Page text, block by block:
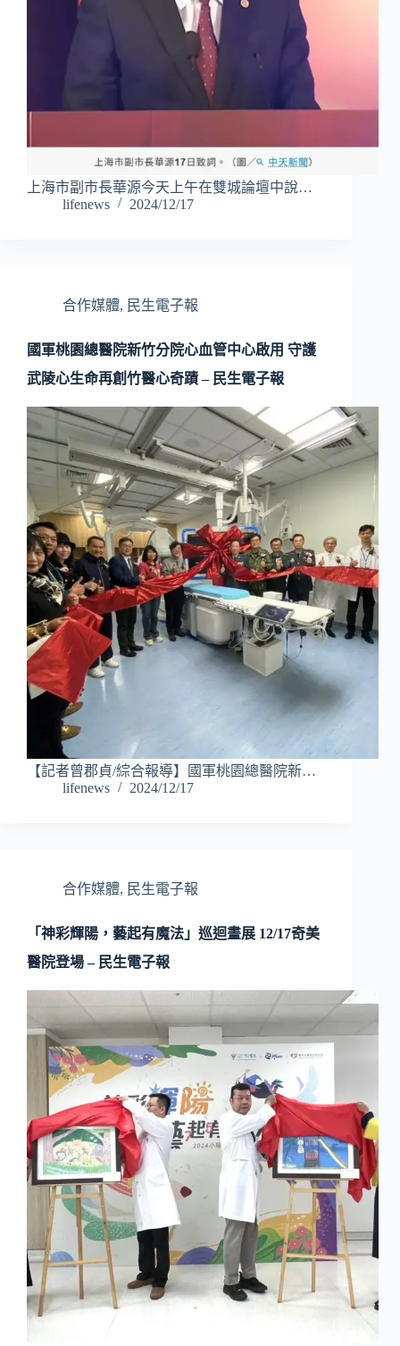
上海市副市長華源今天上午在雙城論壇中說…
lifenews
2024/12/17
合作媒體, 民生電子報
國軍桃園總醫院新竹分院心血管中心啟用 守護
武陵心生命再創竹醫心奇蹟 – 民生電子報
【記者曾郡貞/綜合報導】國軍桃園總醫院新…
lifenews
2024/12/17
合作媒體, 民生電子報
「神彩輝陽，藝起有魔法」巡迴畫展 12/17奇美
醫院登場 – 民生電子報